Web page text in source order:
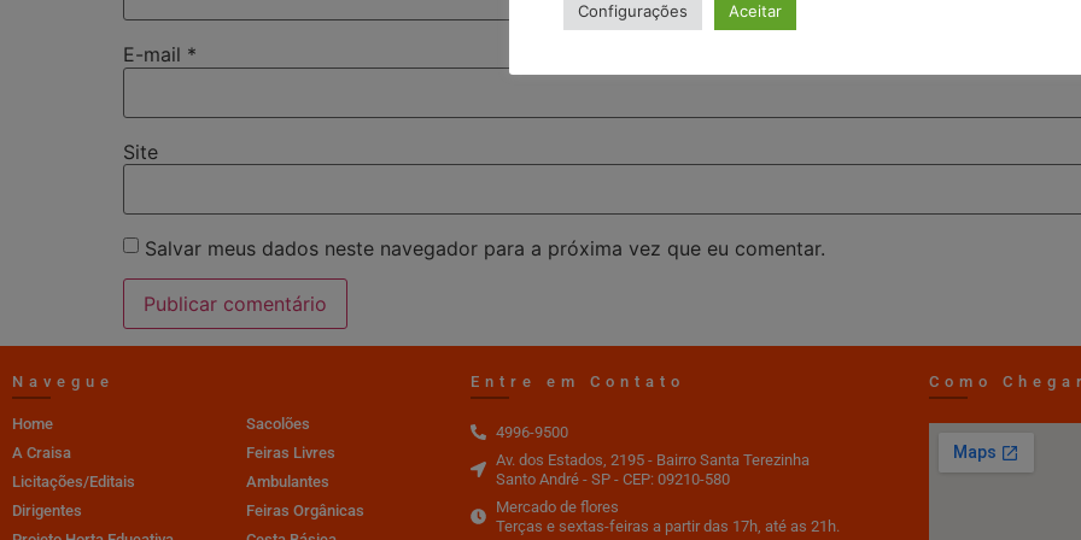
E-mail *
Site
Salvar meus dados neste navegador para a próxima vez que eu comentar.
Navegue
Home
A Craisa
Licitações/Editais
Dirigentes
Sacolões
Feiras Livres
Ambulantes
Feiras Orgânicas
Entre em Contato
4996-9500
Av. dos Estados, 2195 - Bairro Santa Terezinha
Santo André - SP - CEP: 09210-580
Mercado de flores
Terças e sextas-feiras a partir das 17h, até as 21h.
Como
Configurações Aceitar